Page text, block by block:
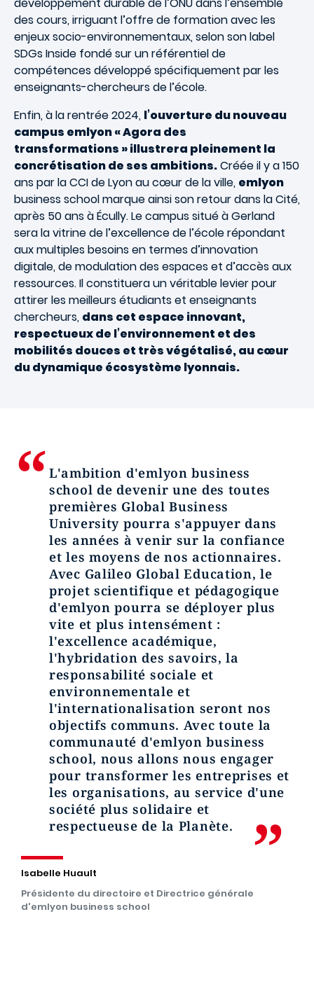
des cours, irriguant l’offre de formation avec les
enjeux socio-environnementaux, selon son label
SDGs Inside fondé sur un référentiel de
compétences développé spécifiquement par les
enseignants-chercheurs de l’école.
Enfin, à la rentrée 2024, l’ouverture du nouveau
campus emlyon « Agora des
transformations » illustrera pleinement la
concrétisation de ses ambitions.Créée il y a 150
ans par la CCI de Lyon au cœur de la ville, emlyon
business school marque ainsi son retour dans la Cité,
après 50 ans à Écully. Le campus situé à Gerland
sera la vitrine de l’excellence de l’école répondant
aux multiples besoins en termes d’innovation
digitale, de modulation des espaces et d’accès aux
ressources. Il constituera un véritable levier pour
attirer les meilleurs étudiants et enseignants
chercheurs, dans cet espace innovant,
respectueux de l’environnement et des
mobilités douces et très végétalisé, au cœur
du dynamique écosystème lyonnais.
L'ambition d'emlyon business
school de devenir une des toutes
premières Global Business
University pourra s'appuyer dans
les années à venir sur la confiance
et les moyens de nos actionnaires.
Avec Galileo Global Education,le
projet scientifique et pédagogique
d'emlyon pourra se déployer plus
vite et plus intensément :
l'excellence académique,
l'hybridation des savoirs, la
responsabilité sociale et
environnementale et
l'internationalisation seront nos
objectifs communs. Avec toute la
communauté d'emlyon business
school, nous allons nous engager
pour transformer les entreprises et
les organisations, au service d'une
société plus solidaire et
respectueuse de la Planète.
Isabelle Huault
Présidente du directoire et Directrice générale
d'emlyon business school